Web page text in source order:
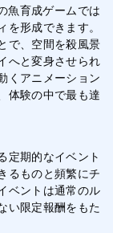
魚育成ゲームでは
形成できます。
で、空間を殺風景
へと変身させられ
くアニメーション
体験の中で最も達
定期的なイベント
るものと頻繁にチ
ベントは通常のル
い限定報酬をもた